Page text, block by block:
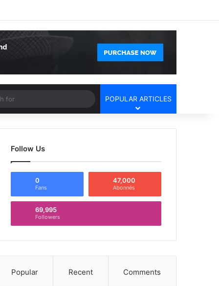
Article
Search
for
POPULAR ARTICLES
Follow Us
0
Fans
47,000
Abonnés
69,995
Followers
Popular Recent Comments